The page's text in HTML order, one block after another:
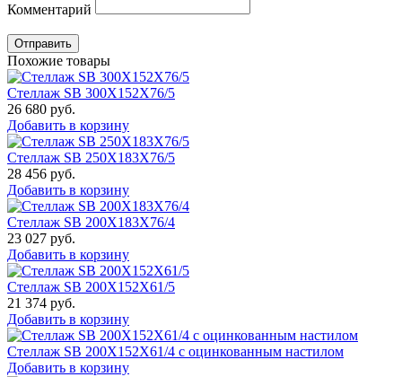
Комментарий
Отправить
Похожие товары
Стеллаж SB 300X152X76/5
26 680 руб.
Добавить в корзину
Стеллаж SB 250X183X76/5
28 456 руб.
Добавить в корзину
Стеллаж SB 200X183X76/4
23 027 руб.
Добавить в корзину
Стеллаж SB 200X152X61/5
21 374 руб.
Добавить в корзину
Стеллаж SB 200X152X61/4 с оцинкованным настилом
Добавить в корзину